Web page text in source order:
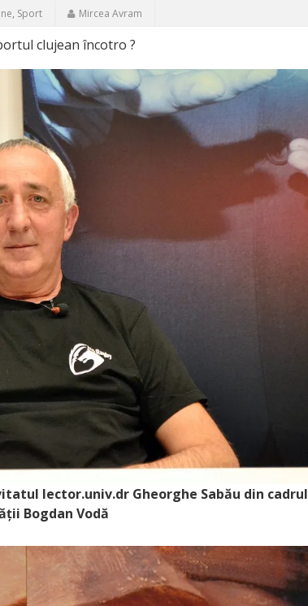
, Sport Mircea Avram
clujean încotro ?
lector.univ.dr Gheorghe Sabău din cadrul
Bogdan Vodă